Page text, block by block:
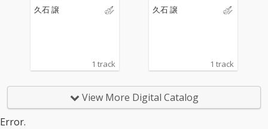
久石 譲
1 track
久石 譲
1 track
View More Digital Catalog
Error.